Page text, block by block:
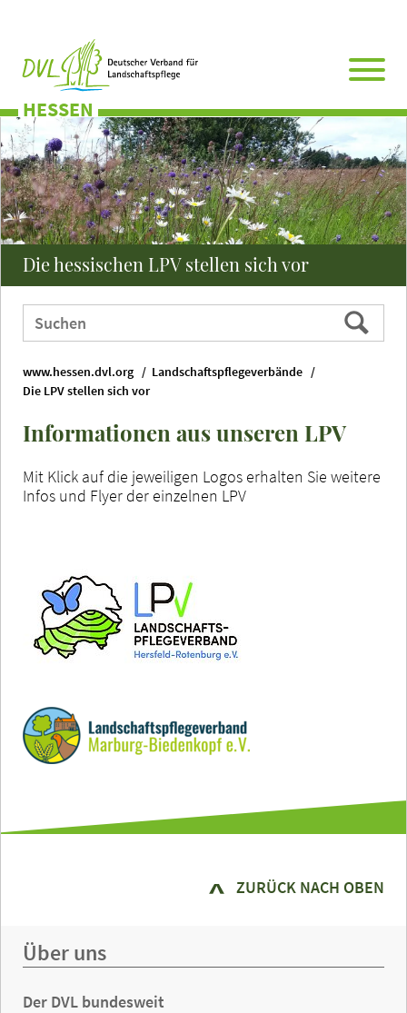
HESSEN
Die hessischen LPV stellen sich vor
Webauftritt
durchsuchen
Suchen
www.hessen.dvl.org
Landschaftspflegeverbände
Die LPV stellen sich vor
Informationen aus unseren LPV
Mit Klick auf die jeweiligen Logos erhalten Sie weitere
Infos und Flyer der einzelnen LPV
ZURÜCK NACH OBEN
Über uns
Der DVL bundesweit